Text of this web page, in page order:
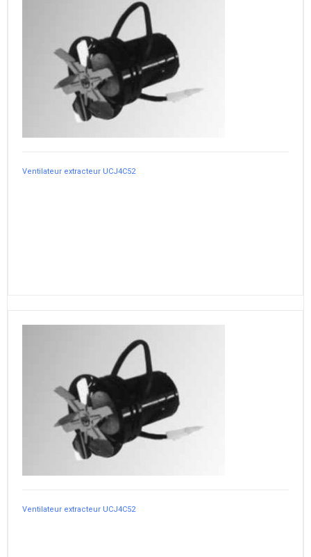
Ventilateur extracteur UCJ4C52
Ventilateur extracteur UCJ4C52